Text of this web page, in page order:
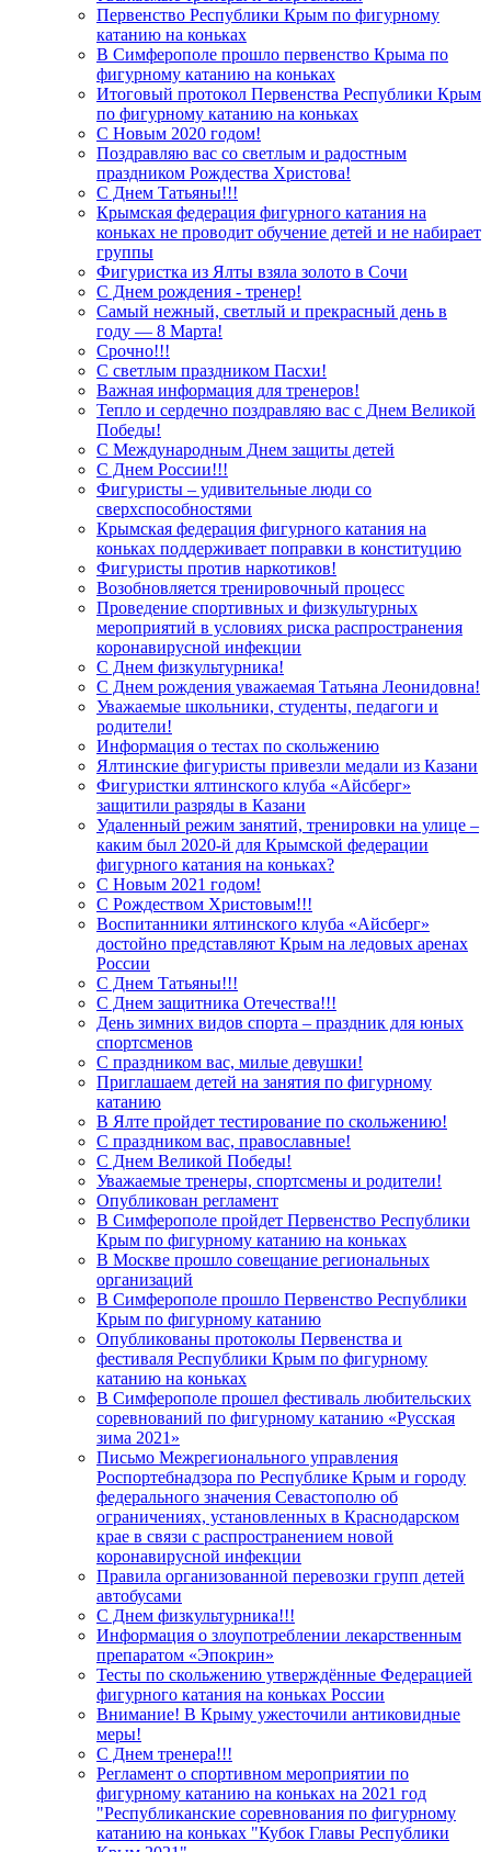
Первенство Республики Крым по фигурному
катанию на коньках
В Симферополе прошло первенство Крыма по
фигурному катанию на коньках
Итоговый протокол Первенства Республики Крым
по фигурному катанию на коньках
С Новым 2020 годом!
Поздравляю вас со светлым и радостным
праздником Рождества Христова!
С Днем Татьяны!!!
Крымская федерация фигурного катания на
коньках не проводит обучение детей и не набирает
группы
Фигуристка из Ялты взяла золото в Сочи
С Днем рождения - тренер!
Самый нежный, светлый и прекрасный день в
году — 8 Марта!
Срочно!!!
С светлым праздником Пасхи!
Важная информация для тренеров!
Тепло и сердечно поздравляю вас с Днем Великой
Победы!
С Международным Днем защиты детей
С Днем России!!!
Фигуристы – удивительные люди со
сверхспособностями
Крымская федерация фигурного катания на
коньках поддерживает поправки в конституцию
Фигуристы против наркотиков!
Возобновляется тренировочный процесс
Проведение спортивных и физкультурных
мероприятий в условиях риска распространения
коронавирусной инфекции
С Днем физкультурника!
С Днем рождения уважаемая Татьяна Леонидовна!
Уважаемые школьники, студенты, педагоги и
родители!
Информация о тестах по скольжению
Ялтинские фигуристы привезли медали из Казани
Фигуристки ялтинского клуба «Айсберг»
защитили разряды в Казани
Удаленный режим занятий, тренировки на улице –
каким был 2020-й для Крымской федерации
фигурного катания на коньках?
С Новым 2021 годом!
С Рождеством Христовым!!!
Воспитанники ялтинского клуба «Айсберг»
достойно представляют Крым на ледовых аренах
России
С Днем Татьяны!!!
С Днем защитника Отечества!!!
День зимних видов спорта – праздник для юных
спортсменов
С праздником вас, милые девушки!
Приглашаем детей на занятия по фигурному
катанию
В Ялте пройдет тестирование по скольжению!
С праздником вас, православные!
С Днем Великой Победы!
Уважаемые тренеры, спортсмены и родители!
Опубликован регламент
В Симферополе пройдет Первенство Республики
Крым по фигурному катанию на коньках
В Москве прошло совещание региональных
организаций
В Симферополе прошло Первенство Республики
Крым по фигурному катанию
Опубликованы протоколы Первенства и
фестиваля Республики Крым по фигурному
катанию на коньках
В Симферополе прошел фестиваль любительских
соревнований по фигурному катанию «Русская
зима 2021»
Письмо Межрегионального управления
Роспортебнадзора по Республике Крым и городу
федерального значения Севастополю об
ограничениях, установленных в Краснодарском
крае в связи с распространением новой
коронавирусной инфекции
Правила организованной перевозки групп детей
автобусами
С Днем физкультурника!!!
Информация о злоупотреблении лекарственным
препаратом «Эпокрин»
Тесты по скольжению утверждённые Федерацией
фигурного катания на коньках России
Внимание! В Крыму ужесточили антиковидные
меры!
С Днем тренера!!!
Регламент о спортивном мероприятии по
фигурному катанию на коньках на 2021 год
"Республиканские соревнования по фигурному
катанию на коньках "Кубок Главы Республики